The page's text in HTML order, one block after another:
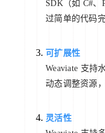
SDK（如 C#、
过简单的代码
可扩展性
Weaviate 支持
动态调整资源
灵活性